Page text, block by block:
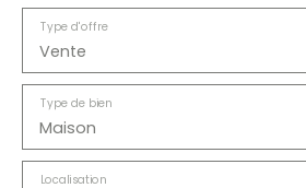
Vente
Type d'offre
Maison
Type de bien
Localisation